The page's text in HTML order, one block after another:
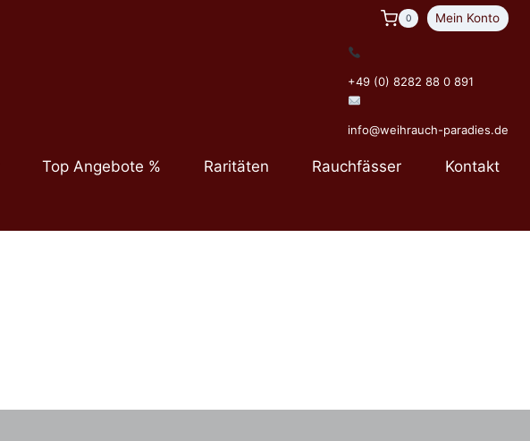
0 Mein Konto
+49 (0) 8282 88 0 891
info@weihrauch-paradies.de
Top Angebote % Raritäten Rauchfässer Kontakt